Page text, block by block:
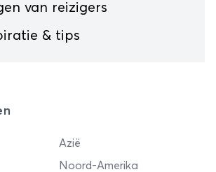
van reizigers
& tips
Azië
Noord-Amerika